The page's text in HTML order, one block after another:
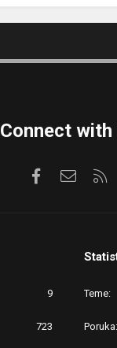
Connect with
Facebook
9
723
Teme
Poruka